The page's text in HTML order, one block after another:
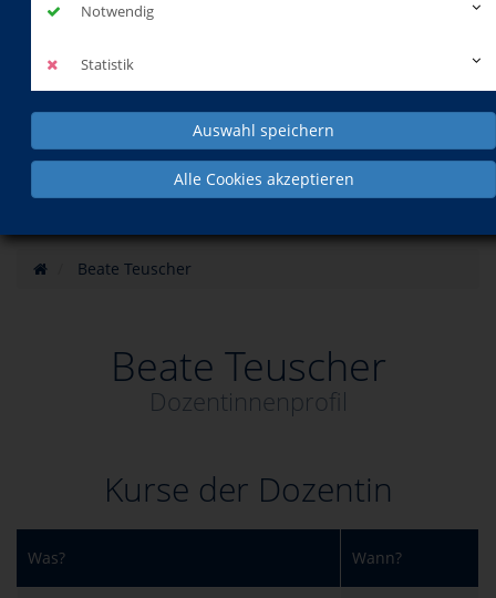
Notwendig
Statistik
Auswahl speichern
Alle Cookies akzeptieren
Beate Teuscher
Beate Teuscher
Dozentinnenprofil
Kurse der Dozentin
Was? Wann?